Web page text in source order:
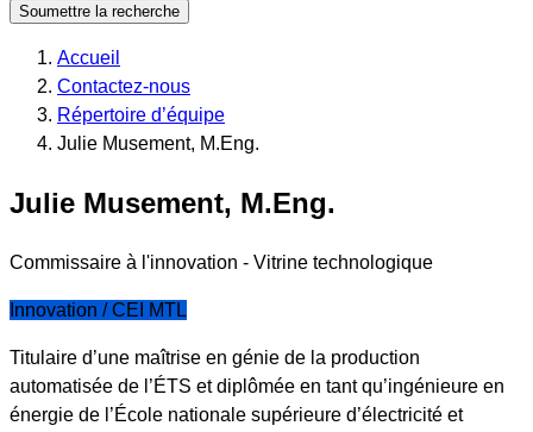
Soumettre la recherche
Accueil
Contactez-nous
Répertoire d’équipe
Julie Musement, M.Eng.
Julie Musement, M.Eng.
Commissaire à l'innovation - Vitrine technologique
Innovation / CEI MTL
Titulaire d’une maîtrise en génie de la production
automatisée de l’ÉTS et diplômée en tant qu’ingénieure en
énergie de l’École nationale supérieure d’électricité et